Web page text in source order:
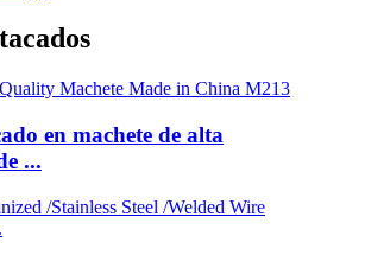
en machete de alta
...